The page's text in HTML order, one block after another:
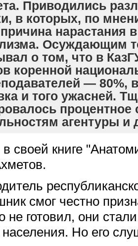
Приводились
в которых, по
нарастания
Осуждающим
о том, что в
коренной
— 80%,
и того ужасней.
процентное
агентуры
своей книге
смог честно
не готовил, они
населения. Но его